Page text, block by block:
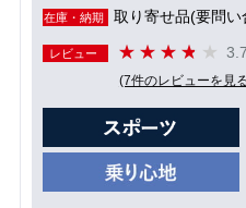
在庫・納期 取り寄せ品(要問い
レビュー
(7件のレビューを見